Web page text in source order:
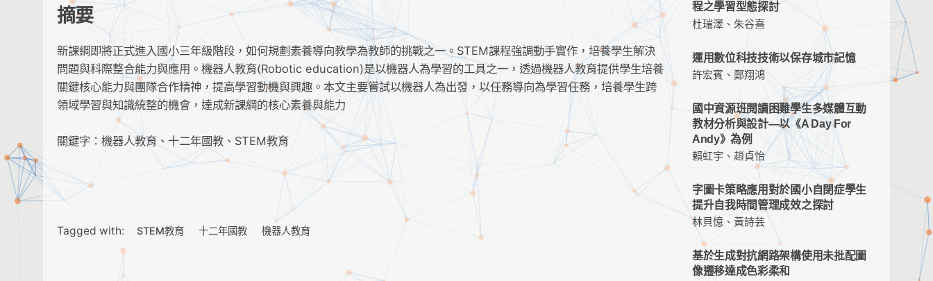
摘要
新課綱即將正式進入國小三年級階段，如何規劃素養導向教學為教師的挑戰之一。STEM課程強調動手實作，培養學生解決
問題與科際整合能力與應用。機器人教育(Robotic education)是以機器人為學習的工具之一，透過機器人教育提供學生培養
關鍵核心能力與團隊合作精神，提高學習動機與興趣。本文主要嘗試以機器人為出發，以任務導向為學習任務，培養學生跨
領域學習與知識統整的機會，達成新課綱的核心素養與能力
關鍵字：機器人教育、十二年國教、STEM教育
Tagged with: STEM教育 十二年國教 機器人教育
程之學習型態探討
杜瑞澤、朱谷熹
運用數位科技技術以保存城市記憶
許宏賓、鄭翔鴻
國中資源班閱讀困難學生多媒體互動
教材分析與設計—以《A Day For
Andy》為例
賴虹宇、趙貞怡
字圖卡策略應用對於國小自閉症學生
提升自我時間管理成效之探討
林貝憶、黃詩芸
基於生成對抗網路架構使用未批配圖
像遷移達成色彩柔和